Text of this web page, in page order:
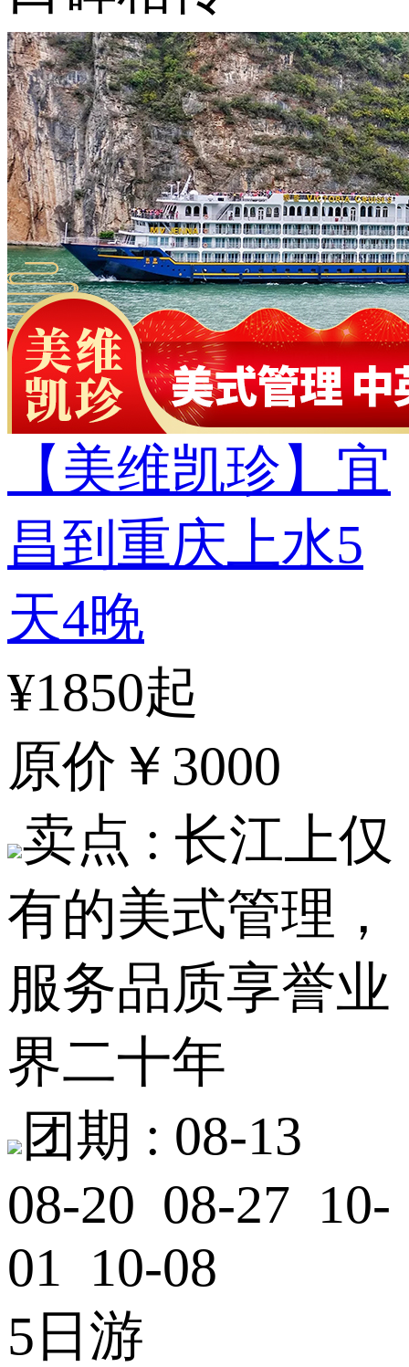
【美维凯珍】宜
昌到重庆上水5
天4晚
¥1850起
原价 ￥3000
卖点 : 长江上仅
有的美式管理，
服务品质享誉业
界二十年
团期 : 08-13
08-20 08-27 10-
01 10-08
5日游